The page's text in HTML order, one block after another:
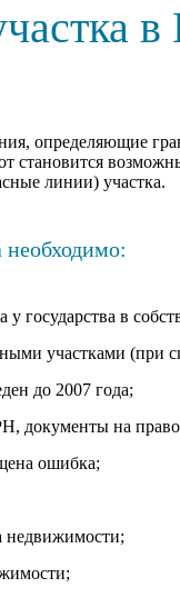
определяющие
становится
линии) участка.
необходимо:
у государства в
участками (при
до 2007 года;
документы на
ошибка;
недвижимости;